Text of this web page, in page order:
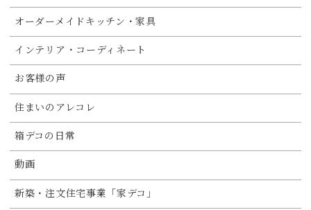
オーダーメイドキッチン・家具
インテリア・コーディネート
お客様の声
住まいのアレコレ
箱デコの日常
動画
新築・注文住宅事業「家デコ」